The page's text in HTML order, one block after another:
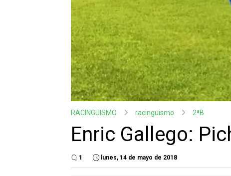
RACINGUISMO racinguismo 2ªB
Enric Gallego:
1 lunes, 14 de mayo de 2018